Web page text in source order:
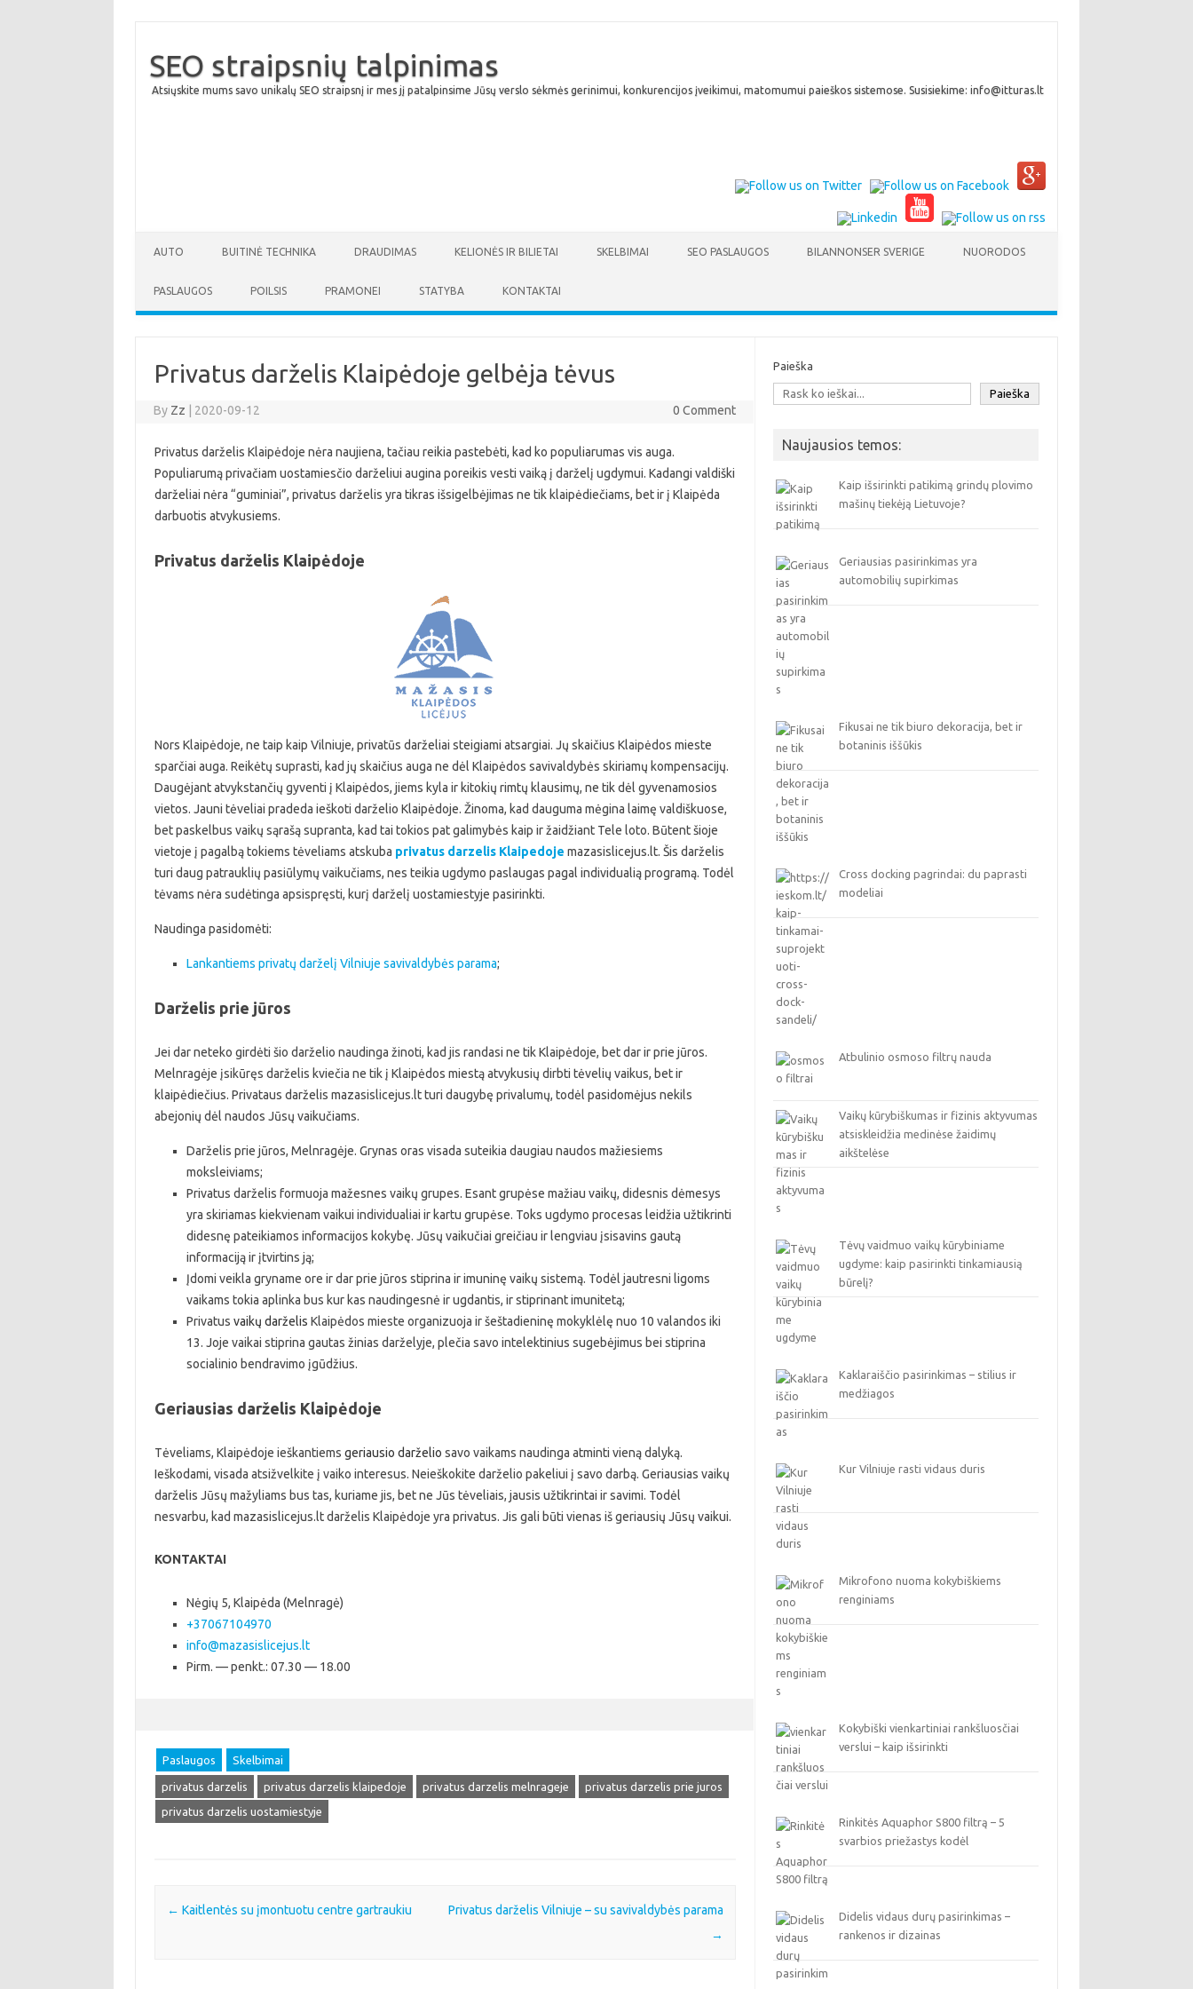
SEO straipsnių talpinimas
Atsiųskite mums savo unikalų SEO straipsnį ir mes jį patalpinsime Jūsų verslo sėkmės gerinimui, konkurencijos įveikimui, matomumui paieškos sistemose. Susisiekime: info@itturas.lt
AUTO BUITINĖ TECHNIKA DRAUDIMAS KELIONĖS IR BILIETAI SKELBIMAI SEO PASLAUGOS BILANNONSER SVERIGE NUORODOS
PASLAUGOS POILSIS PRAMONEI STATYBA KONTAKTAI
Privatus darželis Klaipėdoje gelbėja tėvus
By Zz 2020-09-12 0 Comment
Privatus darželis Klaipėdoje nėra naujiena, tačiau reikia pastebėti, kad ko populiarumas vis auga.
Populiarumą privačiam uostamiesčio darželiui augina poreikis vesti vaiką į darželį ugdymui. Kadangi valdiški
darželiai nėra “guminiai”, privatus darželis yra tikras išsigelbėjimas ne tik klaipėdiečiams, bet ir į Klaipėda
darbuotis atvykusiems.
Privatus darželis Klaipėdoje
Nors Klaipėdoje, ne taip kaip Vilniuje, privatūs darželiai steigiami atsargiai. Jų skaičius Klaipėdos mieste
sparčiai auga. Reikėtų suprasti, kad jų skaičius auga ne dėl Klaipėdos savivaldybės skiriamų kompensacijų.
Daugėjant atvykstančių gyventi į Klaipėdos, jiems kyla ir kitokių rimtų klausimų, ne tik dėl gyvenamosios
vietos. Jauni tėveliai pradeda ieškoti darželio Klaipėdoje. Žinoma, kad dauguma mėgina laimę valdiškuose,
bet paskelbus vaikų sąrašą supranta, kad tai tokios pat galimybės kaip ir žaidžiant Tele loto. Būtent šioje
vietoje į pagalbą tokiems tėveliams atskuba privatus darzelis Klaipedoje mazasislicejus.lt. Šis darželis
turi daug patrauklių pasiūlymų vaikučiams, nes teikia ugdymo paslaugas pagal individualią programą. Todėl
tėvams nėra sudėtinga apsispręsti, kurį darželį uostamiestyje pasirinkti.
Naudinga pasidomėti:
Lankantiems privatų darželį Vilniuje savivaldybės parama;
Darželis prie jūros
Jei dar neteko girdėti šio darželio naudinga žinoti, kad jis randasi ne tik Klaipėdoje, bet dar ir prie jūros.
Melnragėje įsikūręs darželis kviečia ne tik į Klaipėdos miestą atvykusių dirbti tėvelių vaikus, bet ir
klaipėdiečius. Privataus darželis mazasislicejus.lt turi daugybę privalumų, todėl pasidomėjus nekils
abejonių dėl naudos Jūsų vaikučiams.
Darželis prie jūros, Melnragėje. Grynas oras visada suteikia daugiau naudos mažiesiems
moksleiviams;
Privatus darželis formuoja mažesnes vaikų grupes. Esant grupėse mažiau vaikų, didesnis dėmesys
yra skiriamas kiekvienam vaikui individualiai ir kartu grupėse. Toks ugdymo procesas leidžia užtikrinti
didesnę pateikiamos informacijos kokybę. Jūsų vaikučiai greičiau ir lengviau įsisavins gautą
informaciją ir įtvirtins ją;
Įdomi veikla gryname ore ir dar prie jūros stiprina ir imuninę vaikų sistemą. Todėl jautresni ligoms
vaikams tokia aplinka bus kur kas naudingesnė ir ugdantis, ir stiprinant imunitetą;
Privatus vaikų darželis Klaipėdos mieste organizuoja ir šeštadieninę mokyklėlę nuo 10 valandos iki
13. Joje vaikai stiprina gautas žinias darželyje, plečia savo intelektinius sugebėjimus bei stiprina
socialinio bendravimo įgūdžius.
Geriausias darželis Klaipėdoje
Tėveliams, Klaipėdoje ieškantiems geriausio darželio savo vaikams naudinga atminti vieną dalyką.
Ieškodami, visada atsižvelkite į vaiko interesus. Neieškokite darželio pakeliui į savo darbą. Geriausias vaikų
darželis Jūsų mažyliams bus tas, kuriame jis, bet ne Jūs tėveliais, jausis užtikrintai ir savimi. Todėl
nesvarbu, kad mazasislicejus.lt darželis Klaipėdoje yra privatus. Jis gali būti vienas iš geriausių Jūsų vaikui.
KONTAKTAI
Nėgių 5, Klaipėda (Melnragė)
+37067104970
info@mazasislicejus.lt
Pirm. — penkt.: 07.30 — 18.00
Paslaugos Skelbimai
privatus darzelis privatus darzelis klaipedoje privatus darzelis melnrageje
privatus darzelis prie juros
privatus darzelis uostamiestyje
Post navigation
← Kaitlentės su įmontuotu centre gartraukiu
Privatus darželis Vilniuje – su savivaldybės parama
→
Paieška
Paieška
Naujausios temos:
Kaip išsirinkti patikimą grindų plovimo
mašinų tiekėją Lietuvoje?
Geriausias pasirinkimas yra
automobilių supirkimas
Fikusai ne tik biuro dekoracija, bet ir
botaninis iššūkis
Cross docking pagrindai: du paprasti
modeliai
Atbulinio osmoso filtrų nauda
Vaikų kūrybiškumas ir fizinis aktyvumas
atsiskleidžia medinėse žaidimų
aikštelėse
Tėvų vaidmuo vaikų kūrybiniame
ugdyme: kaip pasirinkti tinkamiausią
būrelį?
Kaklaraiščio pasirinkimas – stilius ir
medžiagos
Kur Vilniuje rasti vidaus duris
Mikrofono nuoma kokybiškiems
renginiams
Kokybiški vienkartiniai rankšluosčiai
verslui – kaip išsirinkti
Rinkitės Aquaphor S800 filtrą – 5
svarbios priežastys kodėl
Didelis vidaus durų pasirinkimas –
rankenos ir dizainas